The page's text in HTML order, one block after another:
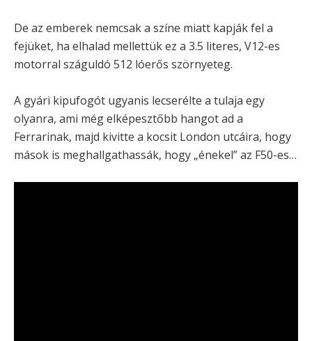
De az emberek nemcsak a színe miatt kapják fel a
fejüket, ha elhalad mellettük ez a 3.5 literes, V12-es
motorral száguldó 512 lóerős szörnyeteg.
A gyári kipufogót ugyanis lecserélte a tulaja egy
olyanra, ami még elképesztőbb hangot ad a
Ferrarinak, majd kivitte a kocsit London utcáira, hogy
mások is meghallgathassák, hogy „énekel” az F50-es…